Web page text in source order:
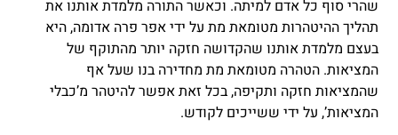
שהרי סוף כל אדם למיתה. וכאשר התורה מלמדת אותנו את
תהליך ההיטהרות מטומאת מת על ידי אפר פרה אדומה, היא
בעצם מלמדת אותנו שהקדושה חזקה יותר מהתוקף של
המציאות. הטהרה מטומאת מת מחדירה בנו שעל אף
שהמציאות חזקה ותקיפה, בכל זאת אפשר להיטהר מ’כבלי
המציאות’, על ידי ששייכים לקודש.